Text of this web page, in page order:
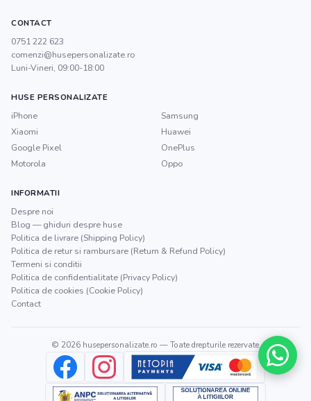
CONTACT
0751 222 623
comenzi@husepersonalizate.ro
Luni-Vineri, 09:00-18:00
HUSE PERSONALIZATE
iPhone
Samsung
Xiaomi
Huawei
Google Pixel
OnePlus
Motorola
Oppo
INFORMATII
Despre noi
Blog — ghiduri despre huse
Politica de livrare (Shipping Policy)
Politica de retur si rambursare (Return & Refund Policy)
Termeni si conditii
Politica de confidentialitate (Privacy Policy)
Politica de cookies (Cookie Policy)
Contact
© 2026 husepersonalizate.ro — Toate drepturile rezervate